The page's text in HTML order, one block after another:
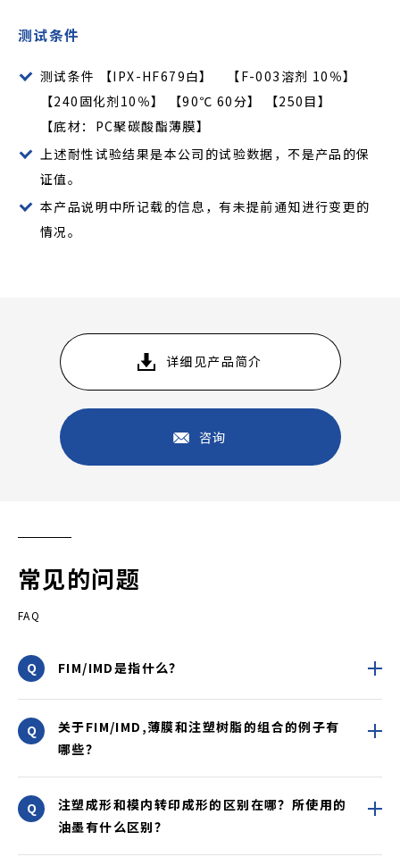
测试条件
测试条件 【IPX-HF679白】 【F-003溶剂 10％】
【240固化剂10％】 【90℃ 60分】 【250目】
【底材：PC聚碳酸酯薄膜】
上述耐性试验结果是本公司的试验数据，不是产品的保
证值。
本产品说明中所记载的信息，有未提前通知进行变更的
情况。
详细见产品简介
咨询
常见的问题
FAQ
FIM/IMD是指什么？
关于FIM/IMD,薄膜和注塑树脂的组合的例子有
哪些？
注塑成形和模内转印成形的区别在哪？所使用的
油墨有什么区别？